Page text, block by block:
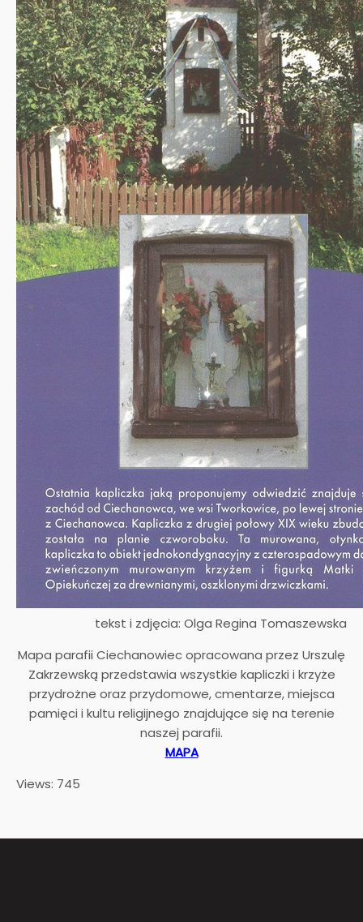
tekst i zdjęcia: Olga Regina Tomaszewska
Mapa parafii Ciechanowiec opracowana przez Urszulę
Zakrzewską przedstawia wszystkie kapliczki i krzyże
przydrożne oraz przydomowe, cmentarze, miejsca
pamięci i kultu religijnego znajdujące się na terenie
naszej parafii.
MAPA
Views: 745